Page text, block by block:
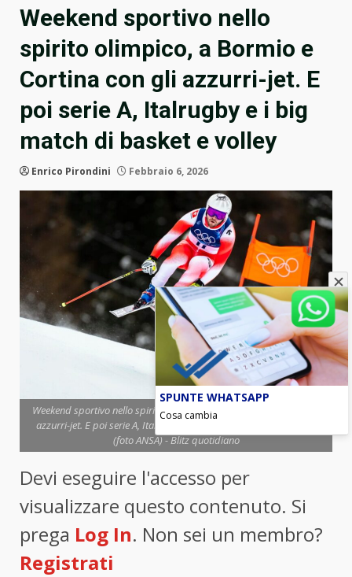
Weekend sportivo nello
spirito olimpico, a Bormio e
Cortina con gli azzurri-jet. E
poi serie A, Italrugby e i big
match di basket e volley
Enrico Pirondini Febbraio 6, 2026
Weekend sportivo nello spirito olimpico, a Bormio e Cortina con gli
azzurri-jet. E poi serie A, Italrugby e i big match di basket e volley
(foto ANSA) - Blitz quotidiano
Devi eseguire l'accesso per
visualizzare questo contenuto. Si
prega Log In. Non sei un membro?
Registrati
SPUNTE WHATSAPP
Cosa cambia